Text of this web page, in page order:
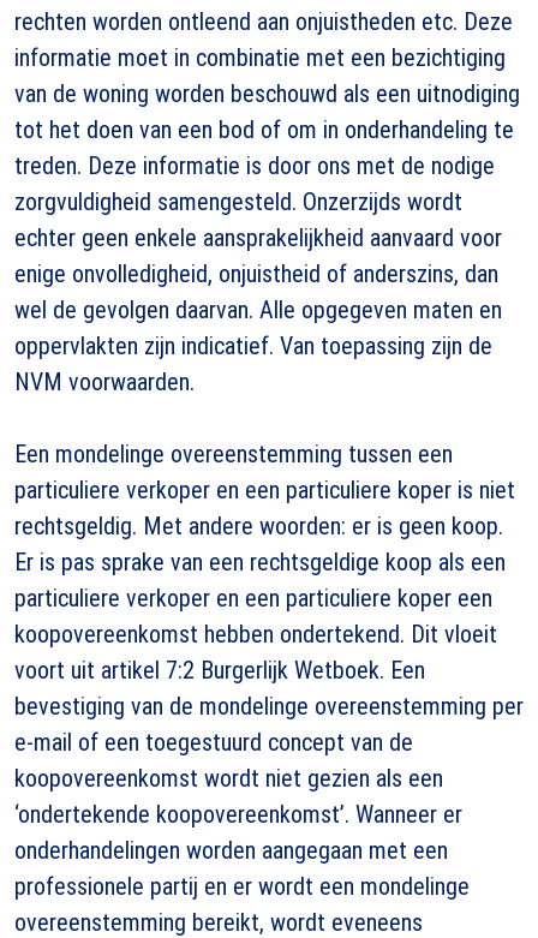
rechten worden ontleend aan onjuistheden etc. Deze
informatie moet in combinatie met een bezichtiging
van de woning worden beschouwd als een uitnodiging
tot het doen van een bod of om in onderhandeling te
treden. Deze informatie is door ons met de nodige
zorgvuldigheid samengesteld. Onzerzijds wordt
echter geen enkele aansprakelijkheid aanvaard voor
enige onvolledigheid, onjuistheid of anderszins, dan
wel de gevolgen daarvan. Alle opgegeven maten en
oppervlakten zijn indicatief. Van toepassing zijn de
NVM voorwaarden.
Een mondelinge overeenstemming tussen een
particuliere verkoper en een particuliere koper is niet
rechtsgeldig. Met andere woorden: er is geen koop.
Er is pas sprake van een rechtsgeldige koop als een
particuliere verkoper en een particuliere koper een
koopovereenkomst hebben ondertekend. Dit vloeit
voort uit artikel 7:2 Burgerlijk Wetboek. Een
bevestiging van de mondelinge overeenstemming per
e-mail of een toegestuurd concept van de
koopovereenkomst wordt niet gezien als een
‘ondertekende koopovereenkomst’. Wanneer er
onderhandelingen worden aangegaan met een
professionele partij en er wordt een mondelinge
overeenstemming bereikt, wordt eveneens